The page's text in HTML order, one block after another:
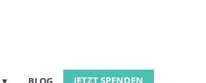
JETZT SPENDEN